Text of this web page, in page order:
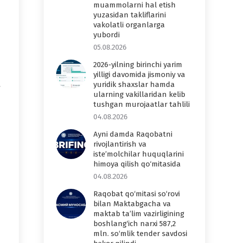
muammolarni hal etish
yuzasidan takliflarini
vakolatli organlarga
yubordi
05.08.2026
2026-yilning birinchi yarim
yilligi davomida jismoniy va
yuridik shaxslar hamda
ularning vakillaridan kelib
tushgan murojaatlar tahlili
04.08.2026
Ayni damda Raqobatni
rivojlantirish va
iste’molchilar huquqlarini
himoya qilish qo‘mitasida
04.08.2026
Raqobat qo‘mitasi so‘rovi
bilan Maktabgacha va
maktab ta’lim vazirligining
boshlang‘ich narxi 587,2
mln. so‘mlik tender savdosi